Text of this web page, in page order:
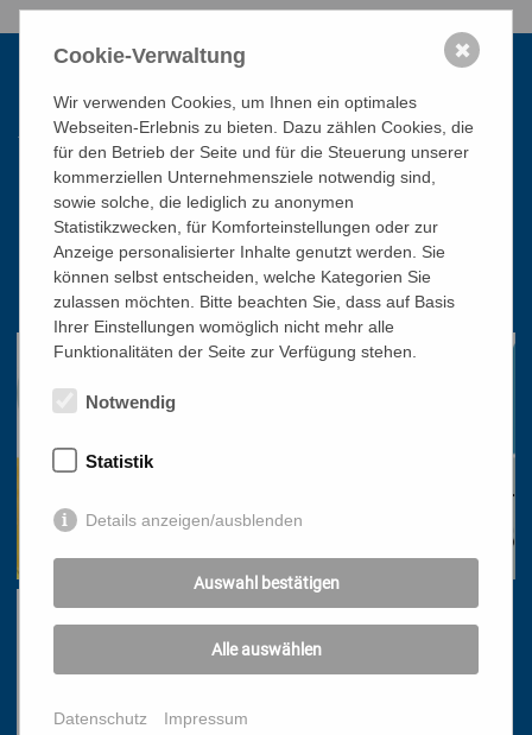
Kontakt
Katholisches Bildungswerk Wien
1010 Wien, Stephansplatz 3
01/51 552-3320
office@bildungswerk.at
Cookie-Verwaltung
Wir verwenden Cookies, um Ihnen ein optimales
Webseiten-Erlebnis zu bieten. Dazu zählen Cookies, die
für den Betrieb der Seite und für die Steuerung unserer
kommerziellen Unternehmensziele notwendig sind,
sowie solche, die lediglich zu anonymen
Statistikzwecken, für Komforteinstellungen oder zur
Anzeige personalisierter Inhalte genutzt werden. Sie
können selbst entscheiden, welche Kategorien Sie
zulassen möchten. Bitte beachten Sie, dass auf Basis
Ihrer Einstellungen womöglich nicht mehr alle
Funktionalitäten der Seite zur Verfügung stehen.
Notwendig
Statistik
Details anzeigen/ausblenden
Auswahl bestätigen
Alle auswählen
Datenschutz Impressum
✖